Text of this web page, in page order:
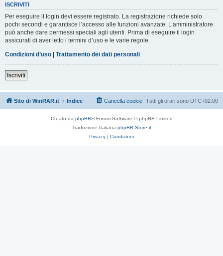
ISCRIVITI
Per eseguire il login devi essere registrato. La registrazione richiede solo
pochi secondi e garantisce l’accesso alle funzioni avanzate. L’amministratore
può anche dare permessi speciali agli utenti. Prima di eseguire il login
assicurati di aver letto i termini d’uso e le varie regole.
Condizioni d’uso | Trattamento dei dati personali
Iscriviti
Sito di WinRAR.it Indice Tutti gli orari sono UTC+02:00
Cancella cookie
Creato da phpBB® Forum Software © phpBB Limited
Traduzione Italiana phpBB-Store.it
Privacy | Condizioni